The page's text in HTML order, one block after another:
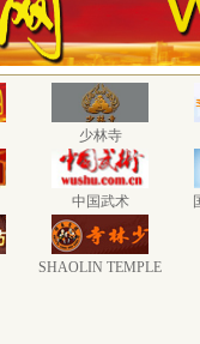
少林寺
中国武术
SHAOLIN TEMPLE